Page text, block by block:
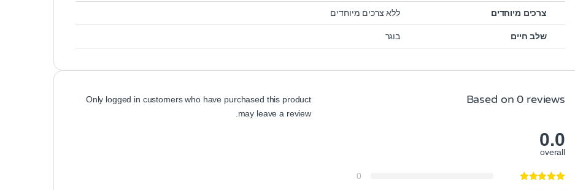
צרכים מיוחדים ללא צרכים מיוחדים
שלב חיים בוגר
Based on 0 reviews
0.0
overall
0
Only logged in customers who have purchased this product
may leave a review.